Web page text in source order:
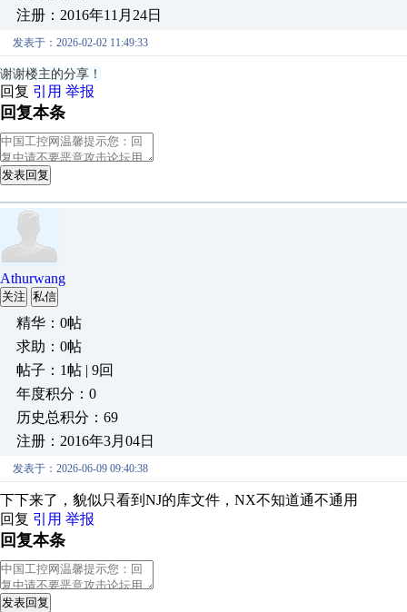
注册：2016年11月24日
发表于：2026-02-02 11:49:33
谢谢楼主的分享！
回复 引用 举报
回复本条
发表回复
Athurwang
关注 私信
精华：0帖
求助：0帖
帖子：1帖 | 9回
年度积分：0
历史总积分：69
注册：2016年3月04日
发表于：2026-06-09 09:40:38
下下来了，貌似只看到NJ的库文件，NX不知道通不通用
回复 引用 举报
回复本条
发表回复